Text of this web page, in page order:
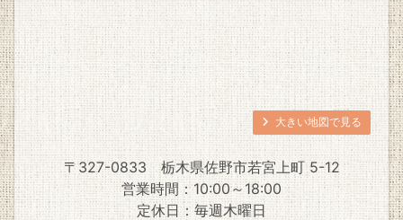
大きい地図で見る
〒327-0833
栃木県佐野市若宮上町 5-12
営業時間：10:00～18:00
定休日：毎週木曜日